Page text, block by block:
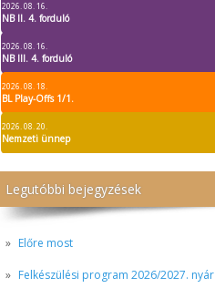
2026. 08. 16.
NB II. 4. forduló
2026. 08. 16.
NB III. 4. forduló
2026. 08. 18.
BL Play-Offs 1/1.
2026. 08. 20.
Nemzeti ünnep
Legutóbbi bejegyzések
Előre most
Felkészülési program 2026/2027. nyár